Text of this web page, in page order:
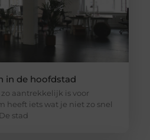
in de hoofdstad
aantrekkelijk is voor
heeft iets wat je niet zo snel
stad